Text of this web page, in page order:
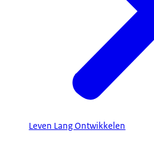
Leven Lang Ontwikkelen